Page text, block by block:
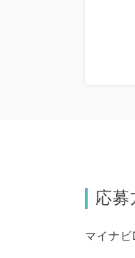
応
マイナ